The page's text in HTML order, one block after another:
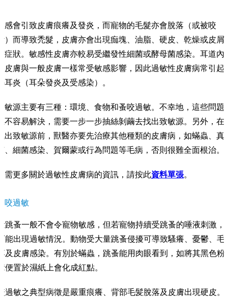
感會引致皮膚痕癢及發炎，而寵物的毛髮亦會脫落（或被咬
）而導致禿髮，皮膚亦會出現痂塊、油脂、硬皮、乾燥或皮屑
症狀。敏感性皮膚亦較易受繼發性細菌或酵母菌感染。耳道內
皮膚與一般皮膚一樣常受敏感影響，因此過敏性皮膚病常引起
耳炎（耳朵發炎及受感染）。
敏源主要有三種：環境、食物和蚤咬過敏。不幸地，這些問題
不容易解決，需要一步一步抽絲剝繭去找出致敏源。另外，在
出致敏源前，獸醫亦要先治療其他種類的皮膚病，如蟎蟲、真
、細菌感染、賀爾蒙或行為問題等毛病，否則很難全面根治。
需更多關於過敏性皮膚病的資訊，請按此資料單張。
咬過敏
跳蚤一般不會令寵物敏感，但若寵物持續受跳蚤的唾液刺激，
能出現過敏情況。動物受大量跳蚤侵擾可導致騷癢、憂鬱、毛
及皮膚感染。有別於蟎蟲，跳蚤能用肉眼看到，如將其黑色粉
便置於濕紙上會化成紅點。
過敏之典型病徵是嚴重痕癢、背部毛髪脫落及皮膚出現硬皮。